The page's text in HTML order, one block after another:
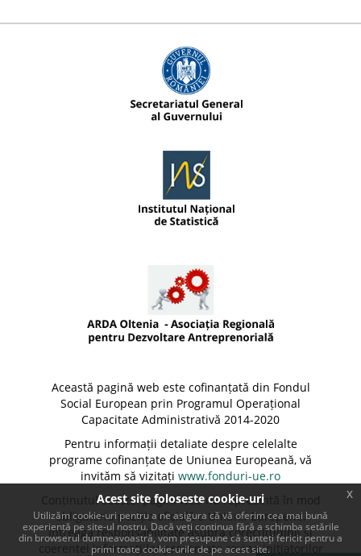
Această pagină web este cofinanțată din Fondul
Social European prin Programul Operațional
Capacitate Administrativă 2014-2020
Pentru informații detaliate despre celelalte
programe cofinanțate de Uniunea Europeană, vă
invităm să vizitați www.fonduri-ue.ro
Conținutul acestei pagini web nu reprezintă în mod
obligatoriu poziția oficială a Uniunii Europene.
Întreaga responsabilitate asupra corectitudinii și
coerenței informațiilor prezentate revine inițiatorilor
Acest site foloseste cookie-uri
Utilizăm cookie-uri pentru a ne asigura că vă oferim cea mai bună
experiență pe site-ul nostru. Dacă veți continua fără a schimba setările
din browserul dumneavoastră, vom presupune că sunteți fericit pentru a
primi toate cookie-urile de pe acest site.
x